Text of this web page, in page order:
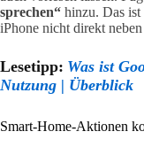
sprechen“ hinzu. Das ist
iPhone nicht direkt
Lesetipp: Was ist
Nutzung | Überblick
Smart-Home-Aktionen